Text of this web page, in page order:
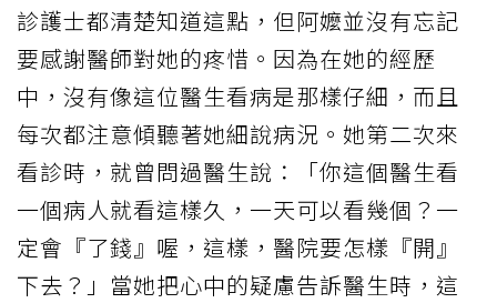
診護士都清楚知道這點，但阿嬤並沒有忘記
要感謝醫師對她的疼惜。因為在她的經歷
中，沒有像這位醫生看病是那樣仔細，而且
每次都注意傾聽著她細說病況。她第二次來
看診時，就曾問過醫生說：「你這個醫生看
一個病人就看這樣久，一天可以看幾個？一
定會『了錢』喔，這樣，醫院要怎樣『開』
下去？」當她把心中的疑慮告訴醫生時，這